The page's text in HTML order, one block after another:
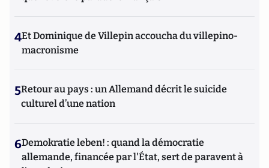
4Et Dominique de Villepin accoucha du villepino-
macronisme
5Retour au pays : un Allemand décrit le suicide
culturel d’une nation
6Demokratie leben! : quand la démocratie
allemande, financée par l'État, sert de paravent à